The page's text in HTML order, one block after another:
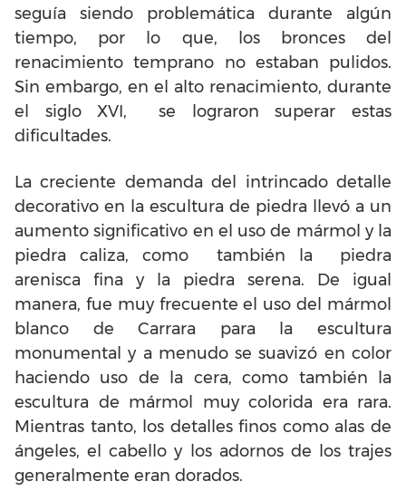
seguía siendo problemática durante algún
tiempo, por lo que, los bronces del
renacimiento temprano no estaban pulidos.
Sin embargo, en el alto renacimiento, durante
el siglo XVI, se lograron superar estas
dificultades.
La creciente demanda del intrincado detalle
decorativo en la escultura de piedra llevó a un
aumento significativo en el uso de mármol y la
piedra caliza, como también la piedra
arenisca fina y la piedra serena. De igual
manera, fue muy frecuente el uso del mármol
blanco de Carrara para la escultura
monumental y a menudo se suavizó en color
haciendo uso de la cera, como también la
escultura de mármol muy colorida era rara.
Mientras tanto, los detalles finos como alas de
ángeles, el cabello y los adornos de los trajes
generalmente eran dorados.